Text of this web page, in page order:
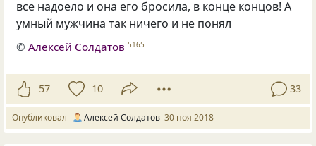
все надоело и она его бросила, в конце концов! А
умный мужчина так ничего и не понял
©Алексей Солдатов 5165
57 10 33
Опубликовал Алексей Солдатов 30 ноя 2018